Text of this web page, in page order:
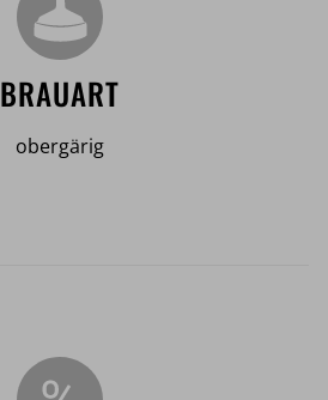
BRAUART
obergärig